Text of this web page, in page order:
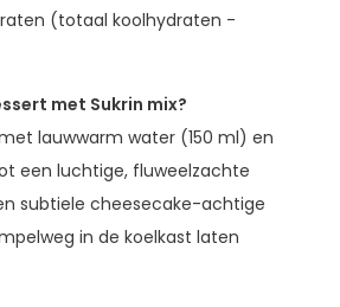
(totaal koolhydraten -
met Sukrin mix?
lauwwarm water (150 ml) en
een luchtige, fluweelzachte
subtiele cheesecake-achtige
in de koelkast laten